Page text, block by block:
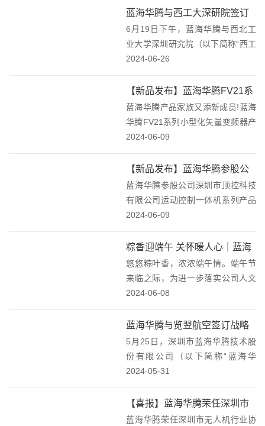
产品凭借突出的创新能力、先进的
技术水平、过硬的产品质量成功入
选2024...
蓝海华腾与西工大深研院签订
产学研合作协议！
6月19日下午，蓝海华腾与西北工
业大学深圳研究院（以下简称“西工
大深研院”），在深圳市南山科技园
合作协议，双方将在产学研合作、
共建实验室、人才引进等方面开展
全面合作。蓝海...
2024-06-26
【新品发布】蓝海华腾FV21系
列小型化矢量变频器产品上
市！
蓝海华腾产品家族又添新成员!蓝海
华腾FV21系列小型化矢量变频器产
品图片蓝海华腾FV21系列新品现已
FV20系列的优秀特性，更在技术上
进行了全面的升级和性能的优化。
FV...
2024-06-09
【新品发布】蓝海华腾参股公
司深圳市顶控科技有限公司运
控一体机产品上市！
蓝海华腾参股公司深圳市顶控科技
有限公司运动控制一体机系列产品
上市!本次新品发布会发布三个系列
产品。一、MK系列运动控制一体机
MK070系列脉冲型运动控制一体机
MK070系...
2024-06-09
粽香迎端午 关怀暖人心｜蓝海
华腾为全体家人们发放端午节
福利啦！
悠悠粽叶香，浓浓端午情。端午节
来临之际，为进一步落实公司人文
关怀，提升全体员工凝聚力和归属
温暖，6月6日，公司提前为全体员
工发放了节日礼品，为大家送上一
份蓝海华腾的节日祝...
2024-06-08
蓝海华腾与览翌航空签订战略
合作协议！
5月25日，深圳市蓝海华腾技术股
份有限公司（以下简称“蓝海华
腾”）与上海览翌航空科技有限公司
战略合作协议，我们对览翌航空的
团队和实力充满信心，并期待通过
2024-05-31
【喜报】蓝海华腾荣任深圳市
无人机行业协会副会长单位！
蓝海华腾荣任深圳市无人机行业协